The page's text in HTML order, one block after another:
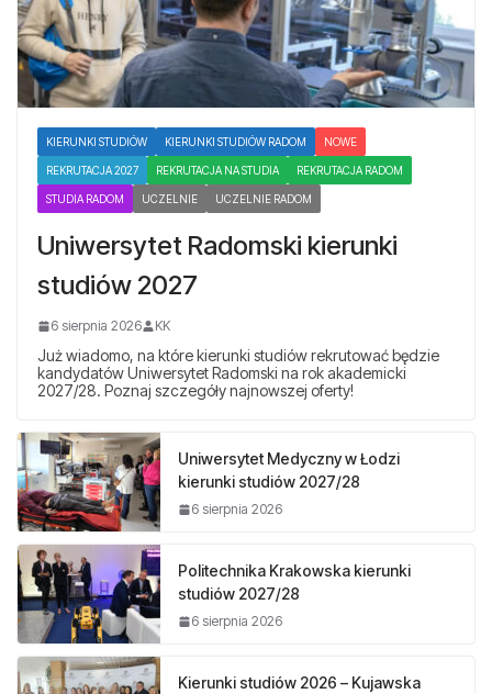
KIERUNKI STUDIÓW KIERUNKI STUDIÓW RADOM NOWE
REKRUTACJA 2027 REKRUTACJA NA STUDIA REKRUTACJA RADOM
STUDIA RADOM UCZELNIE UCZELNIE RADOM
Uniwersytet Radomski kierunki
studiów 2027
6 sierpnia 2026 KK
Już wiadomo, na które kierunki studiów rekrutować będzie
kandydatów Uniwersytet Radomski na rok akademicki
2027/28. Poznaj szczegóły najnowszej oferty!
Uniwersytet Medyczny w Łodzi
kierunki studiów 2027/28
6 sierpnia 2026
Politechnika Krakowska kierunki
studiów 2027/28
6 sierpnia 2026
Kierunki studiów 2026 – Kujawska